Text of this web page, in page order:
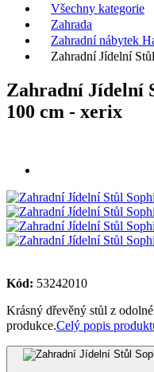
Všechny kategorie
Zahrada
Zahradní nábytek
Zahradní Jídelní
Zahradní Jídelní
100 cm - xerix
Kód: 53242010
Krásný dřevěný stůl z
produkce.Celý popis